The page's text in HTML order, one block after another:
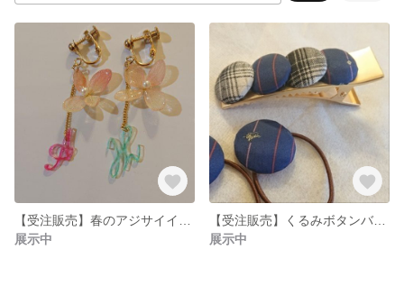
展示中
【受注販売】くるみボタンバレッタ
展示中